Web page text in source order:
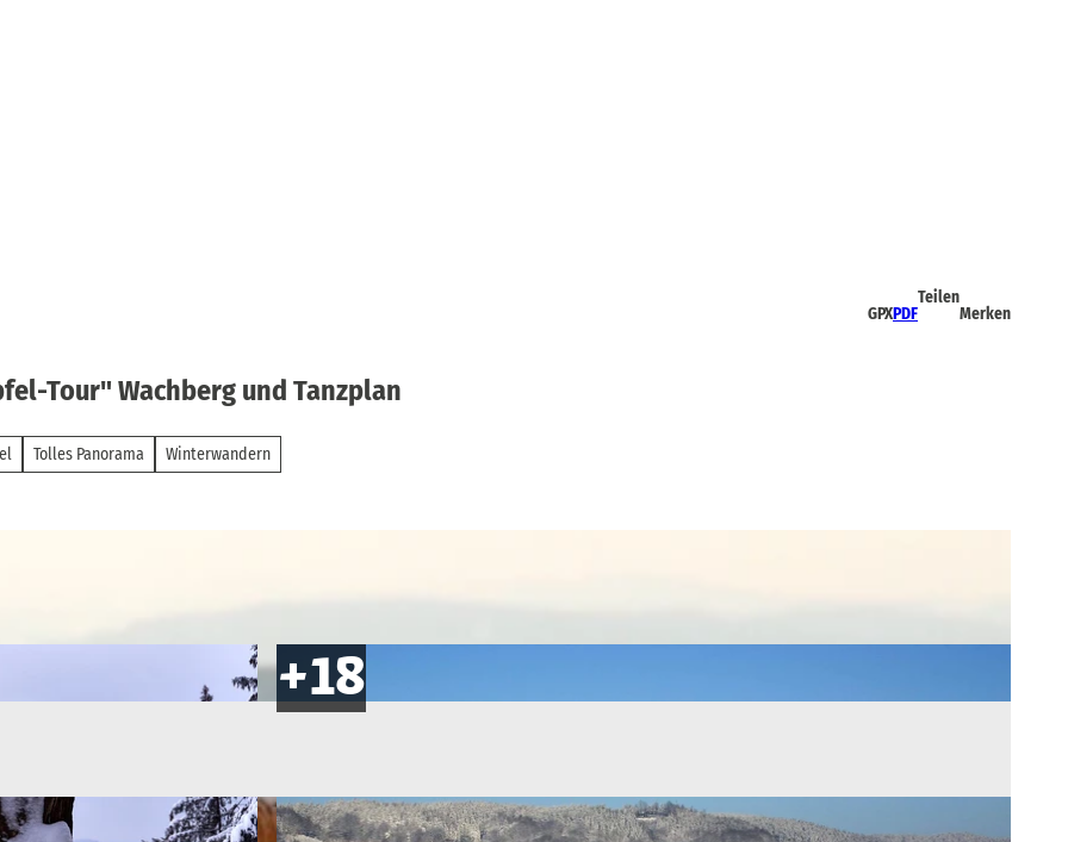
GPXPDF
Teilen
Merken
Tour" Wachberg und Tanzplan
Tolles Panorama Winterwandern